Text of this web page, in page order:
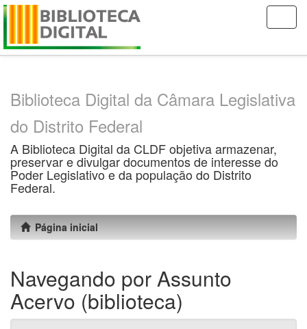
Skip
Biblioteca Digital da Câmara Legislativa
do Distrito Federal
A Biblioteca Digital da CLDF objetiva armazenar,
preservar e divulgar documentos de interesse do
Poder Legislativo e da população do Distrito
Federal.
Página inicial
Navegando por Assunto
Acervo (biblioteca)